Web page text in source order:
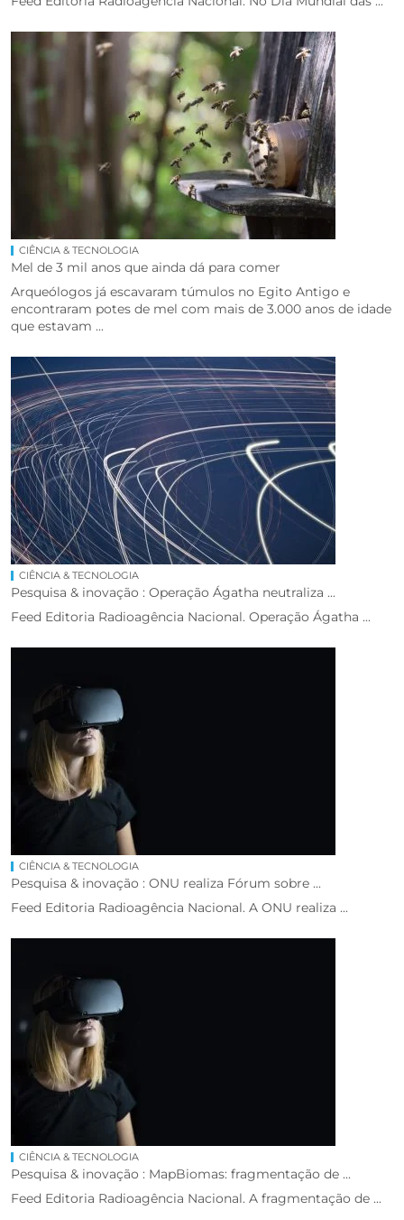
CIÊNCIA & TECNOLOGIA
Mel de 3 mil anos que ainda dá para comer
Arqueólogos já escavaram túmulos no Egito Antigo e
encontraram potes de mel com mais de 3.000 anos de idade
que estavam ...
CIÊNCIA & TECNOLOGIA
Pesquisa & inovação : Operação Ágatha neutraliza ...
Feed Editoria Radioagência Nacional. Operação Ágatha ...
CIÊNCIA & TECNOLOGIA
Pesquisa & inovação : ONU realiza Fórum sobre ...
Feed Editoria Radioagência Nacional. A ONU realiza ...
CIÊNCIA & TECNOLOGIA
Pesquisa & inovação : MapBiomas: fragmentação de ...
Feed Editoria Radioagência Nacional. A fragmentação de ...